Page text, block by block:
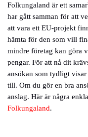
Folkungaland är ett
har gått samman för att
att vara ett EU-projekt
hämta för den som vill
mindre företag kan göra
pengar. För att nå dit
ansökan som tydligt
till. Om du gör en bra
anslag. Här är några
Folkungaland.